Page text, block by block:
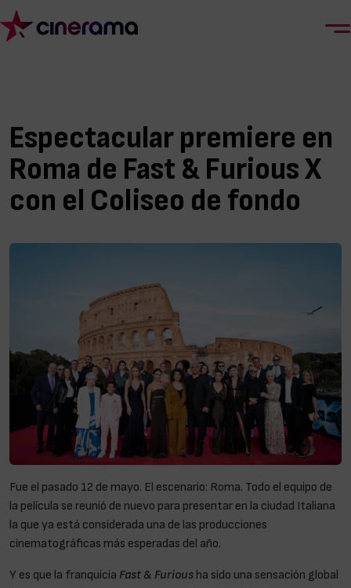
Espectacular premiere en
Roma de Fast & Furious X
con el Coliseo de fondo
Fue el pasado 12 de mayo. El escenario: Roma. Todo el equipo de
la película se reunió de nuevo para presentar en la ciudad Italiana
la que ya está considerada una de las producciones
cinematográficas más esperadas del año.
Y es que la franquicia Fast & Furious ha sido una sensación global